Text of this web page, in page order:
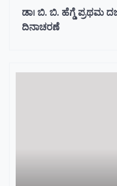
ಡಾ। ಬಿ. ಬಿ. ಹೆಗ್ಡೆ ಪ್ರಥಮ
ದಿನಾಚರಣೆ